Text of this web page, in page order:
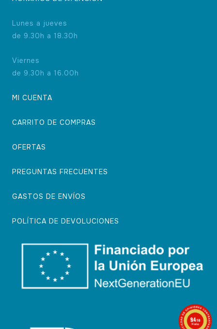
Lunes a jueves
de 9.30h a 18.30h
Viernes
de 9.30h a 16.00h
MI CUENTA
CARRITO DE COMPRAS
OFERTAS
PREGUNTAS FRECUENTES
GASTOS DE ENVÍOS
POLÍTICA DE DEVOLUCIONES
9.4/10
74 notas